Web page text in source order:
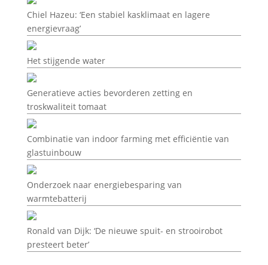
Chiel Hazeu: ‘Een stabiel kasklimaat en lagere
energievraag’
Het stijgende water
Generatieve acties bevorderen zetting en
troskwaliteit tomaat
Combinatie van indoor farming met efficiëntie van
glastuinbouw
Onderzoek naar energiebesparing van
warmtebatterij
Ronald van Dijk: ‘De nieuwe spuit- en strooirobot
presteert beter’